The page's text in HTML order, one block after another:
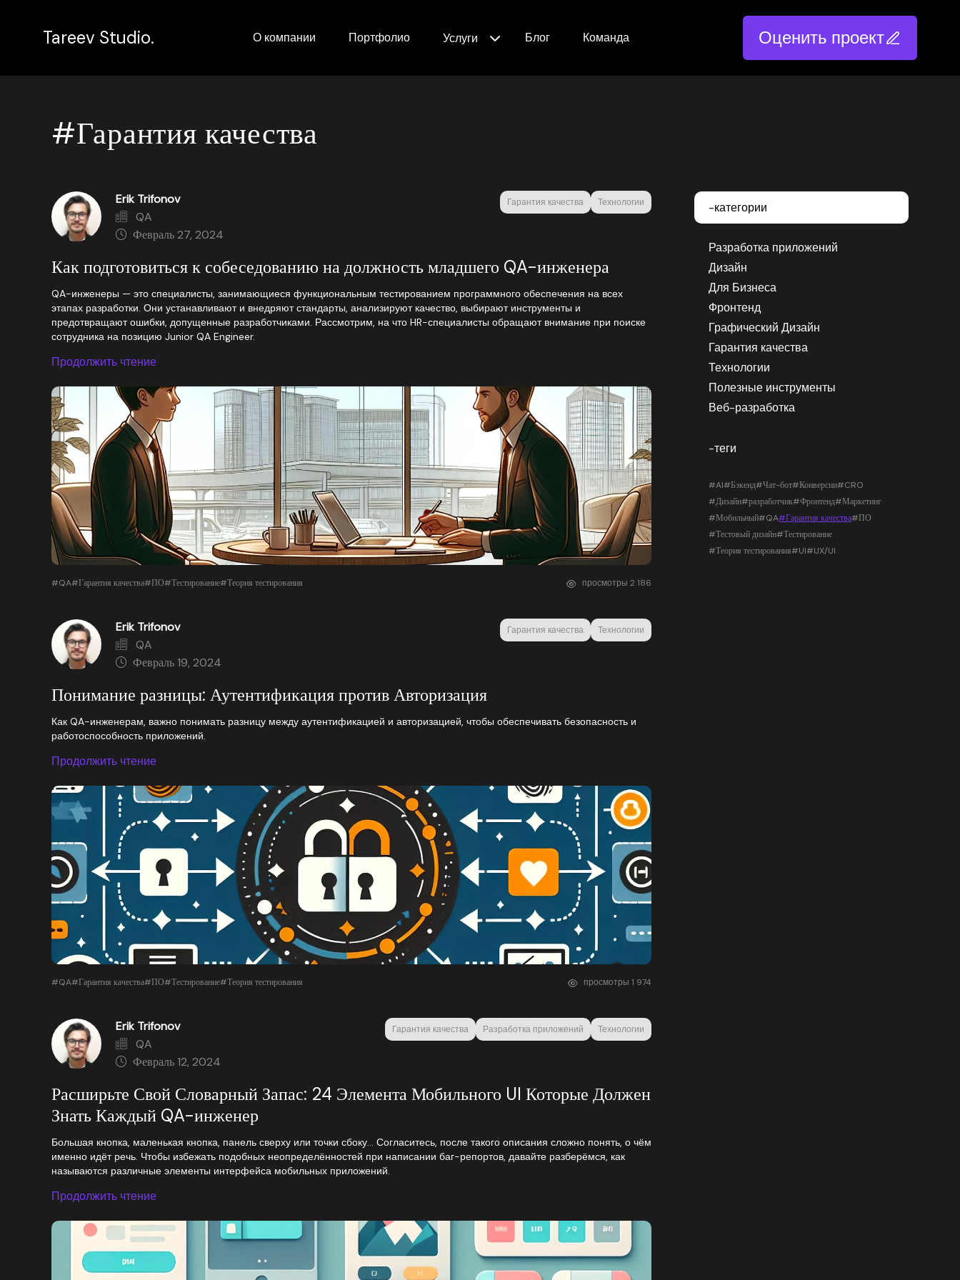
Tareev Studio. О компании Портфолио Услуги Блог Команда Оценить проект
#Гарантия качества
-категории
Разработка приложений
Дизайн
Для Бизнеса
Фронтенд
Графический Дизайн
Гарантия качества
Технологии
Полезные инструменты
Веб-разработка
-теги
#AI#Бэкенд#Чат-бот#Конверсии#CRO
#Дизайн#разработчик#Фронтенд#Маркетинг
#Мобильный#QA#Гарантия качества#ПО
#Тестовый дизайн#Тестирование
#Теория тестирования#UI#UX/UI
Erik Trifonov
QA
Февраль 27, 2024
Гарантия качества Технологии
Как подготовиться к собеседованию на должность младшего QA-инженера
QA-инженеры — это специалисты, занимающиеся функциональным тестированием программного обеспечения на всех
этапах разработки. Они устанавливают и внедряют стандарты, анализируют качество, выбирают инструменты и
предотвращают ошибки, допущенные разработчиками. Рассмотрим, на что HR-специалисты обращают внимание при поиске
сотрудника на позицию Junior QA Engineer.
Продолжить чтение
#QA#Гарантия качества#ПО#Тестирование#Теория тестирования просмотры 2 186
Erik Trifonov
QA
Февраль 19, 2024
Гарантия качества Технологии
Понимание разницы: Аутентификация против Авторизация
Как QA-инженерам, важно понимать разницу между аутентификацией и авторизацией, чтобы обеспечивать безопасность и
работоспособность приложений.
Продолжить чтение
#QA#Гарантия качества#ПО#Тестирование#Теория тестирования просмотры 1 974
Erik Trifonov
QA
Февраль 12, 2024
Гарантия качества Разработка приложений Технологии
Расширьте Свой Словарный Запас: 24 Элемента Мобильного UI Которые Должен
Знать Каждый QA-инженер
Большая кнопка, маленькая кнопка, панель сверху или точки сбоку… Согласитесь, после такого описания сложно понять, о чём
именно идёт речь. Чтобы избежать подобных неопределённостей при написании баг-репортов, давайте разберёмся, как
называются различные элементы интерфейса мобильных приложений.
Продолжить чтение